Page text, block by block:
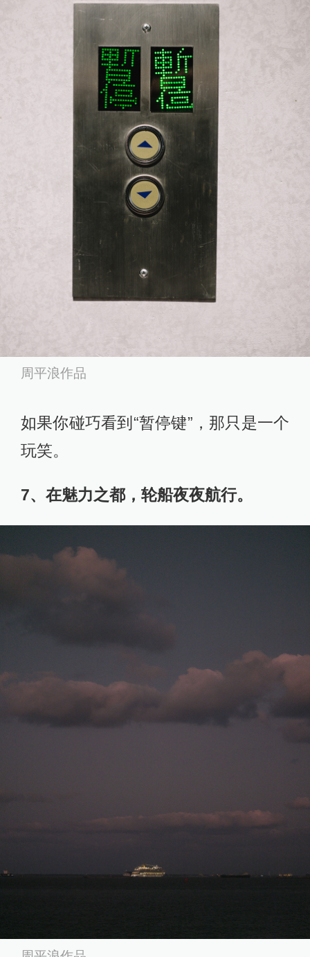
周平浪作品
如果你碰巧看到“暂停键”，那只是一个
玩笑。
7、在魅力之都，轮船夜夜航行。